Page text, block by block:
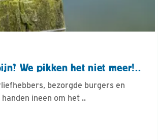
We pikken het niet meer!..
bezorgde burgers en
ineen om het ..